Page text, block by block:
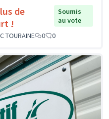
de
!
Soumis
au vote
TOURAINE
0 0